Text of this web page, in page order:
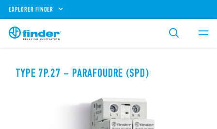
EXPLORER FINDER
TYPE 7P.27 – PARAFOUDRE (SPD)